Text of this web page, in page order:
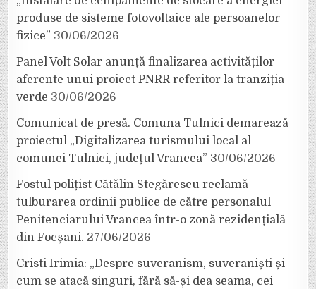
produse de sisteme fotovoltaice ale persoanelor
fizice” 30/06/2026
Panel Volt Solar anunță finalizarea activităților
aferente unui proiect PNRR referitor la tranziția
verde 30/06/2026
Comunicat de presă. Comuna Tulnici demarează
proiectul „Digitalizarea turismului local al
comunei Tulnici, județul Vrancea” 30/06/2026
Fostul polițist Cătălin Stegărescu reclamă
tulburarea ordinii publice de către personalul
Penitenciarului Vrancea într-o zonă rezidențială
din Focșani. 27/06/2026
Cristi Irimia: „Despre suveranism, suveraniști și
cum se atacă singuri, fără să-și dea seama, cei